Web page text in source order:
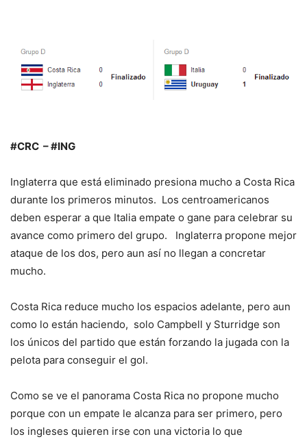
#CRC –#ING
Inglaterra que está eliminado presiona mucho a Costa Rica
durante los primeros minutos. Los centroamericanos
deben esperar a que Italia empate o gane para celebrar su
avance como primero del grupo. Inglaterra propone mejor
ataque de los dos, pero aun así no llegan a concretar
mucho.
Costa Rica reduce mucho los espacios adelante, pero aun
como lo están haciendo, solo Campbell y Sturridge son
los únicos del partido que están forzando la jugada con la
pelota para conseguir el gol.
Como se ve el panorama Costa Rica no propone mucho
porque con un empate le alcanza para ser primero, pero
los ingleses quieren irse con una victoria lo que